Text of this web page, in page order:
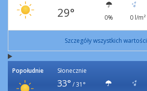
29° 0% 0 l/m²
Szczegóły wszystkich wartości
Popołudnie Słonecznie
33° / 31°